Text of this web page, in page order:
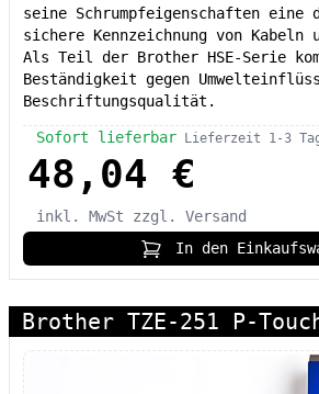
seine Schrumpfeigenschaften eine
sichere Kennzeichnung von Kabeln
Als Teil der Brother HSE-Serie
Beständigkeit gegen
Beschriftungsqualität.
Sofort lieferbar Lieferzeit 1-3
48,04 €
inkl. MwSt
zzgl. Versand
In den
Brother TZE-251 P-